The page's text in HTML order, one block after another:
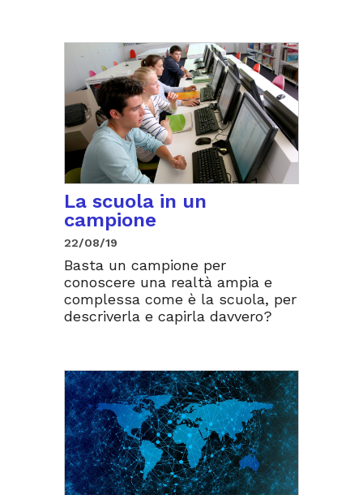
La scuola in un
campione
22/08/19
Basta un campione per
conoscere una realtà ampia e
complessa come è la scuola, per
descriverla e capirla davvero?